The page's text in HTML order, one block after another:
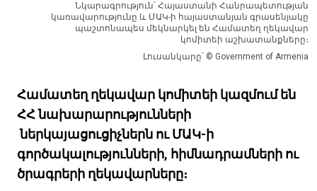
Նկարագրություն՝ Հայաստանի Հանրապետության
կառավարությունը և ՄԱԿ-ի հայաստանյան գրասենյակը
պաշտոնապես մեկնարկել են Համատեղ ղեկավար
կոմիտեի աշխատանքները։
Լուսանկարը՝ © Government of Armenia
Համատեղ ղեկավար կոմիտեի կազմում են
ՀՀ նախարարությունների
ներկայացուցիչներն ու ՄԱԿ-ի
գործակալությունների, հիմնադրամների ու
ծրագրերի ղեկավարները։